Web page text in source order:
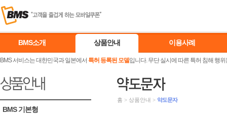
BMS소개 상품안내 이용사례
BMS 서비스는 대한민국과 일본에서 특허 등록된 모델입니다. 무단 실시에 따른 특허 침해 행
BMS 기본형
홈 > 상품안내 > 약도문자